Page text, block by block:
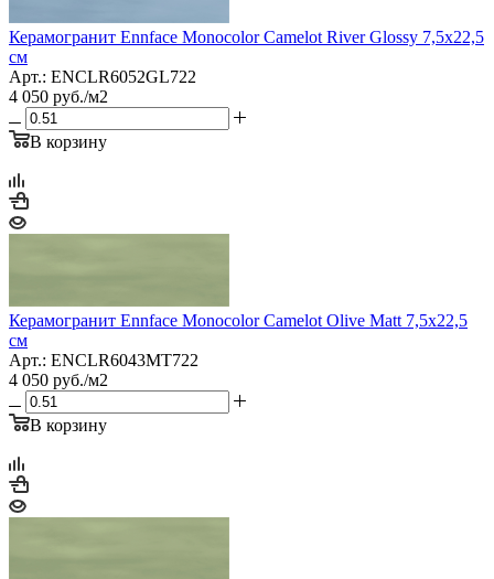
Керамогранит Ennface Monocolor Camelot River Glossy 7,5x22,5
см
Арт.: ENCLR6052GL722
4 050 руб./м2
В корзину
Керамогранит Ennface Monocolor Camelot Olive Matt 7,5x22,5
см
Арт.: ENCLR6043MT722
4 050 руб./м2
В корзину